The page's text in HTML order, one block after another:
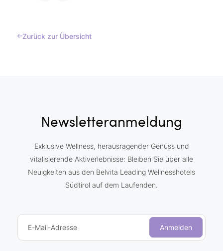
Zurück zur Übersicht
Newsletteranmeldung
Exklusive Wellness, herausragender Genuss und
vitalisierende Aktiverlebnisse: Bleiben Sie über alle
Neuigkeiten aus den Belvita Leading Wellnesshotels
Südtirol auf dem Laufenden.
E-Mail-Adresse Anmelden